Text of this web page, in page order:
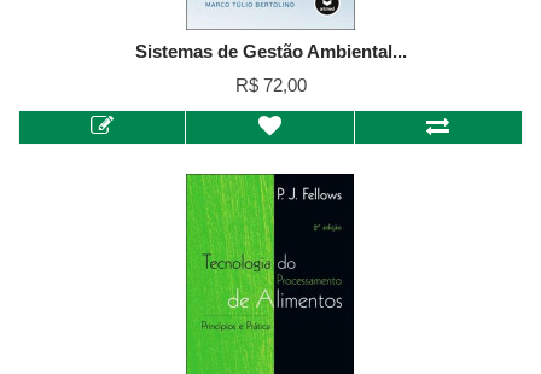
Sistemas de Gestão Ambiental...
R$ 72,00